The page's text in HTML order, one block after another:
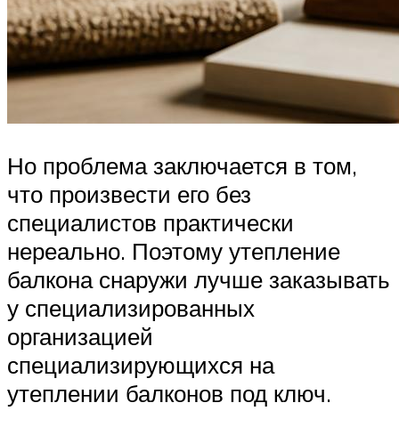
Но проблема заключается в том,
что произвести его без
специалистов практически
нереально. Поэтому утепление
балкона снаружи лучше заказывать
у специализированных
организацией
специализирующихся на
утеплении балконов под ключ.